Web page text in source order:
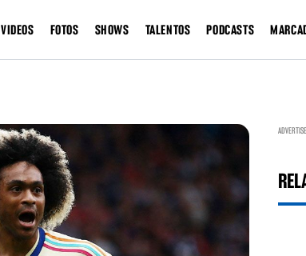
VIDEOS FOTOS SHOWS TALENTOS PODCASTS